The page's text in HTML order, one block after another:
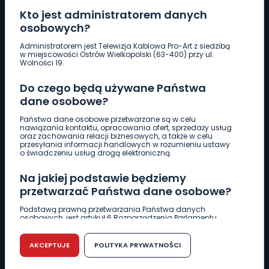
Kto jest administratorem danych
osobowych?
Administratorem jest Telewizja Kablowa Pro-Art z siedzibą
w miejscowości Ostrów Wielkopolski (63-400) przy ul.
Wolności 19.
Do czego będą używane Państwa
dane osobowe?
Państwa dane osobowe przetwarzane są w celu
nawiązania kontaktu, opracowania ofert, sprzedaży usług
oraz zachowania relacji biznesowych, a także w celu
przesyłania informacji handlowych w rozumieniu ustawy
o świadczeniu usług drogą elektroniczną.
Na jakiej podstawie będziemy
przetwarzać Państwa dane osobowe?
Podstawą prawną przetwarzania Państwa danych
osobowych, jest artykuł 6 Rozporządzenia Parlamentu
r. w sprawie ochrony osób fizycznych w związku z
przetwarzaniem danych osobowych w sprawie
swobodnego przepływu takich danych oraz uchylenia
dyrektywy 95/46/WE (RODO).
AKCEPTUJE POLITYKA PRYWATNOŚCI
Pobierz logotyp
661 997 997
REDAKCJA
62 735 22 22redakcja@wlkp24.info
DZIAŁ REKLAMY
62 735 01 85 reklama@wlkp24.info
WIADOMOŚCI
CIEKAWOSTKI